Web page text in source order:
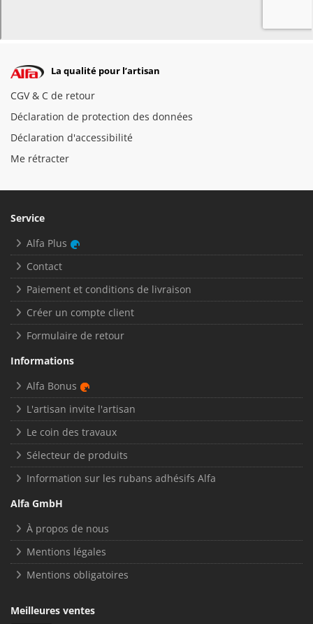
La qualité pour l’artisan
CGV & C de retour
Déclaration de protection des données
Déclaration d'accessibilité
Me rétracter
Service
Alfa Plus
Contact
Paiement et conditions de livraison
Créer un compte client
Formulaire de retour
Informations
Alfa Bonus
L'artisan invite l'artisan
Le coin des travaux
Sélecteur de produits
Information sur les rubans adhésifs Alfa
Alfa GmbH
À propos de nous
Mentions légales
Mentions obligatoires
Meilleures ventes